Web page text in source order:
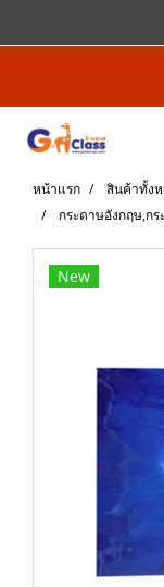
หน้าแรก สินค้าทั้ง
กระดาษอังกฤษ,ก
New